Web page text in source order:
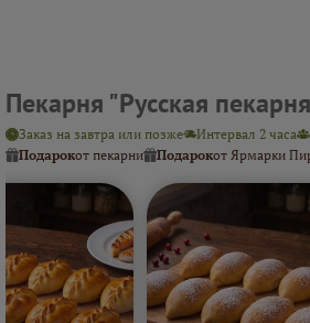
Пекарня "Русская
Заказ на завтра или позже Интервал 2 часа
Подарокот пекарни Подарокот Ярмарки